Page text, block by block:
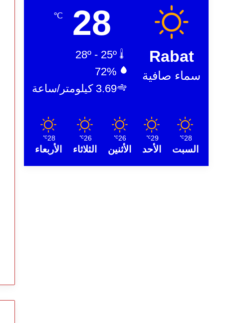
Rabat
سماء صافية
28
℃
72%
3.69 كيلومتر/ساعة
28
℃
السبت
29
℃
الأحد
26
℃
الأثنين
26
℃
الثلاثاء
28
℃
الأربعاء